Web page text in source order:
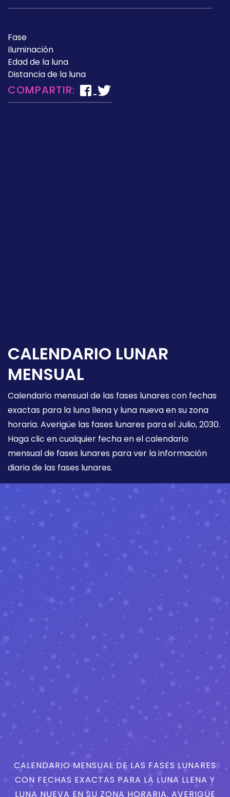
Fase
Iluminación
Edad de la luna
Distancia de la luna
COMPARTIR:
CALENDARIO LUNAR
MENSUAL
Calendario mensual de las fases lunares con fechas
exactas para la luna llena y luna nueva en su zona
horaria. Averigüe las fases lunares para el Julio, 2030.
Haga clic en cualquier fecha en el calendario
mensual de fases lunares para ver la información
diaria de las fases lunares.
CALENDARIO MENSUAL DE LAS FASES LUNARES
CON FECHAS EXACTAS PARA LA LUNA LLENA Y
LUNA NUEVA EN SU ZONA HORARIA. AVERIGÜE